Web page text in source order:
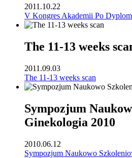
2011.10.22
V Kongres Akademii Po
The 11-13 weeks
2011.09.03
The 11-13 weeks scan
Sympozjum
Ginekologia 2010
2010.06.12
Sympozjum Naukowo